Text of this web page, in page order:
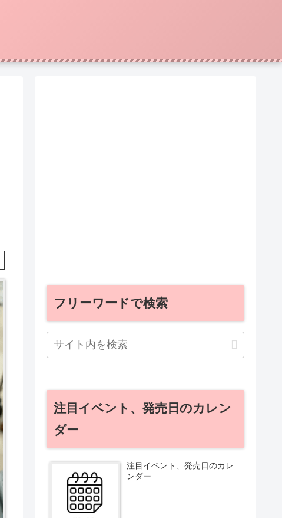
フリーワードで検索
注目イベント、発売日のカレン
ダー
注目イベント、発売日のカレ
ンダー